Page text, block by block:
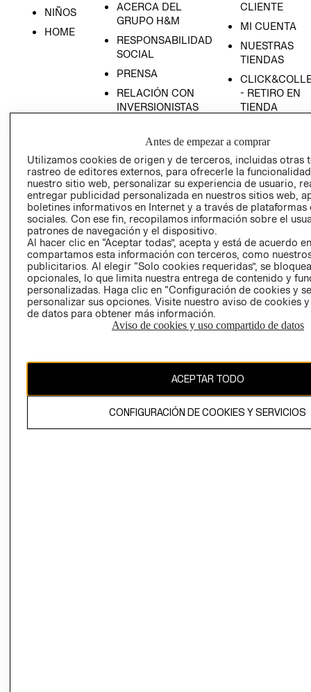
NIÑOS
HOME
ACERCA DEL
GRUPO H&M
RESPONSABILIDAD
SOCIAL
PRENSA
RELACIÓN CON
INVERSIONISTAS
EMPRESARIAL
CLIENTE
MI CUENTA
NUESTRAS
TIENDAS
- RETIRO EN
TIENDA
CONDICIONES
AVISO DE
PRIVACIDAD
GIFT CARD
AVISO DE
COOKIES
El contenido de esta página web está protegido por copyright y es
Antes de empezar a comprar
Utilizamos cookies de origen y de terceros, incluidas otras
rastreo de editores externos, para ofrecerle la
nuestro sitio web, personalizar su experiencia de usuario,
entregar publicidad personalizada en nuestros sitios web,
boletines informativos en Internet y a través de plataformas
sociales. Con ese fin, recopilamos información sobre el
patrones de navegación y el dispositivo.
Al hacer clic en “Aceptar todas”, acepta y está de acuerdo
compartamos esta información con terceros, como
publicitarios. Al elegir “Solo cookies requeridas”, se
opcionales, lo que limita nuestra entrega de contenido y
personalizadas. Haga clic en “Configuración de cookies y
personalizar sus opciones. Visite nuestro aviso de cookies
de datos para obtener más información.
Aviso de cookies y uso compartido de datos
ACEPTAR TODO
CONFIGURACIÓN DE COOKIES Y SERVICIOS